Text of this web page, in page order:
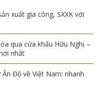
xuất gia công, SXXK với
qua cửa khẩu Hữu Nghị –
nhất
Độ về Việt Nam: nhanh